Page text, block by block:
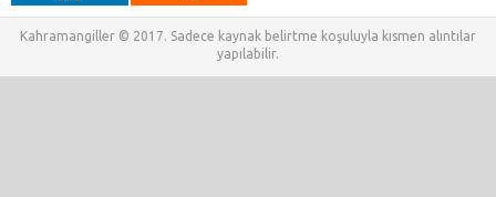
Kahramangiller © 2017. Sadece kaynak belirtme koşuluyla kısmen alıntılar
yapılabilir.